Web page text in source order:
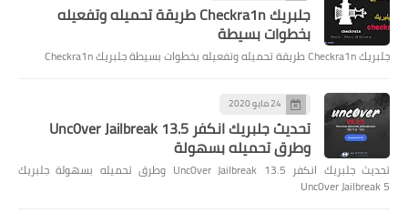
جلبريك Checkra1n طريقة تحميله وتفعيله
بخطوات بسيطة
جلبريك Checkra1n طريقة تحميله وتفعيله بخطوات بسيطة جلبريك Checkra1n
24 مايو 2020
تحديث جلبريك انكفر Unc0ver Jailbreak 13.5
وطرق تحميله بسهولة
تحديث جلبريك انكفر Unc0ver Jailbreak 13.5 وطرق تحميله بسهولة جلبريك
Unc0ver Jailbreak 5